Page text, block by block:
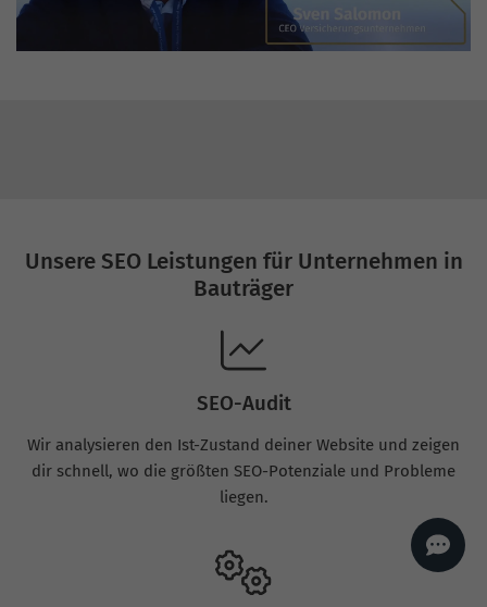
Unsere SEO Leistungen für Unternehmen in
Bauträger
SEO-Audit
Wir analysieren den Ist-Zustand deiner Website und zeigen
dir schnell, wo die größten SEO-Potenziale und Probleme
liegen.
bereits ab 499 € pro
Monat, inkl. Content,